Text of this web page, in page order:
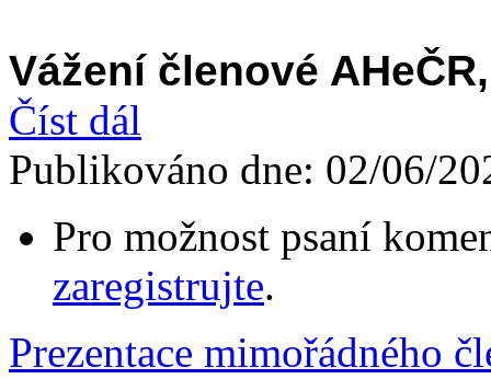
Vážení členové
Číst dál
Publikováno dne: 02/06/
Pro možnost psaní
zaregistrujte.
Prezentace mimořádného